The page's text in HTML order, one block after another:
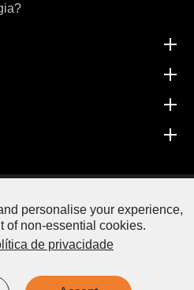
direitos reservados.
de privacidade
personalise your experience,
of non-essential cookies.
de privacidade